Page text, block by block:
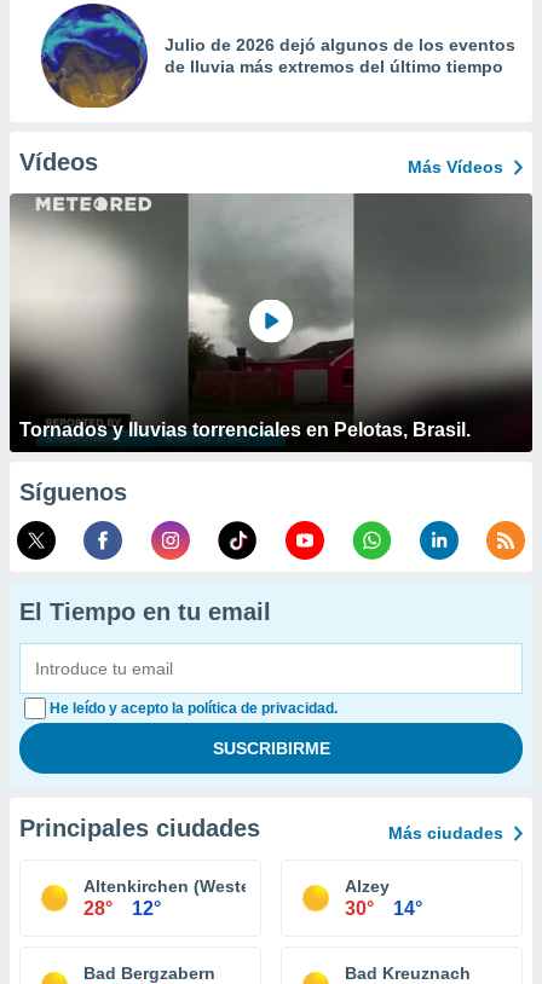
Julio de 2026 dejó algunos de los eventos
de lluvia más extremos del último tiempo
Vídeos Más Vídeos
Tornados y lluvias torrenciales en Pelotas, Brasil.
Síguenos
El Tiempo en tu email
He leído y acepto la política de privacidad.
Principales ciudades Más ciudades
Altenkirchen (Westerwald)
28° 12°
Alzey
30° 14°
Bad Bergzabern Bad Kreuznach